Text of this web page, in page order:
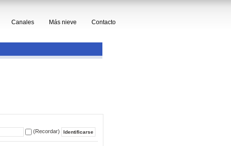
Canales Más nieve Contacto
(Recordar)